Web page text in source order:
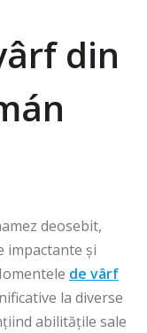
din
deosebit,
impactante și
de vârf
la diverse
abilitățile sale